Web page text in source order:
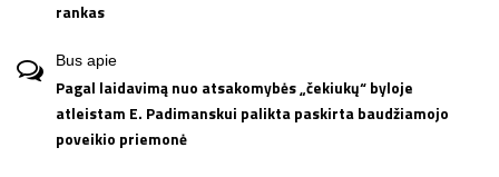
rankas
Bus apie
Pagal laidavimą nuo atsakomybės „čekiukų“ byloje
atleistam E. Padimanskui palikta paskirta baudžiamojo
poveikio priemonė